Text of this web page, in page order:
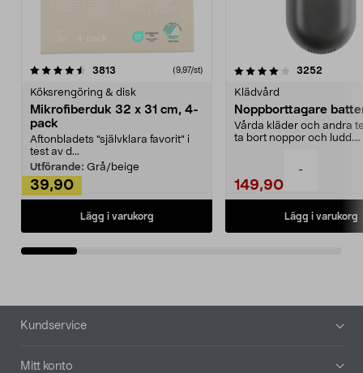
-
3813 (9,97/st)
Köksrengöring & disk
Mikrofiberduk 32 x 31 cm, 4-
pack
Aftonbladets "självklara favorit” i
test av d...
Utförande: Grå/beige
39,90
Lägg i varukorg
4.0av 5 stjärnor 3252
Klädvård
Noppborttagare
Vårda kläder och andra
ta bort noppor och ludd.
149,90
Lägg i varukorg
4.5av 5 stjärnor
Sidfot
Kundservice
Mitt konto